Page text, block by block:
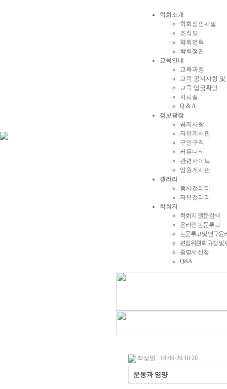
학회소개
학회장인사말
조직도
학회연혁
학회정관
교육안내
교육과정
교육 공지사항
교육 입금확인
자료실
Q & A
정보광장
공지사항
자유게시판
구인구직
커뮤니티
관련사이트
임원게시판
갤러리
행사갤러리
자유갤러리
학회지
학회지 원문검색
온라인 논문투고
논문투고 및 연구윤
편집위원회 규정 및
증명서 신청
Q&A
작성일 : 10-06-26 10:20
운동과 영양